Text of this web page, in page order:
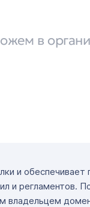
в
и
и регламентов.
владельцем